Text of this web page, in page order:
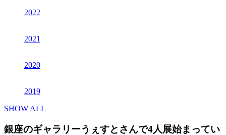
2022
2021
2020
2019
SHOW ALL
銀座のギャラリーうぇすとさんで4人展始まってい